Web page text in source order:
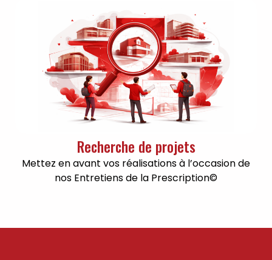
Recherche de projets
Mettez en avant vos réalisations à l’occasion de
nos Entretiens de la Prescription©